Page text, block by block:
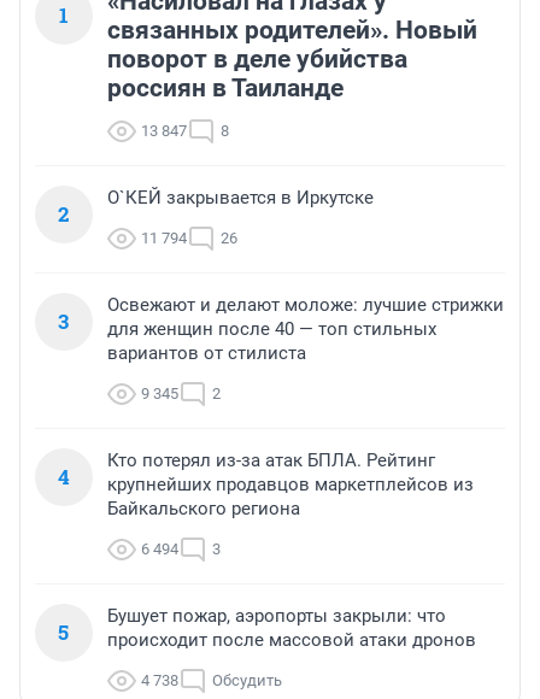
1
связанных родителей». Новый
поворот в деле убийства
россиян в Таиланде
13 847 8
2
О`КЕЙ закрывается в Иркутске
11 794 26
3
Освежают и делают моложе: лучшие стрижки
для женщин после 40 — топ стильных
вариантов от стилиста
9 345 2
4
Кто потерял из-за атак БПЛА. Рейтинг
крупнейших продавцов маркетплейсов из
Байкальского региона
6 494 3
5
Бушует пожар, аэропорты закрыли: что
происходит после массовой атаки дронов
4 738 Обсудить